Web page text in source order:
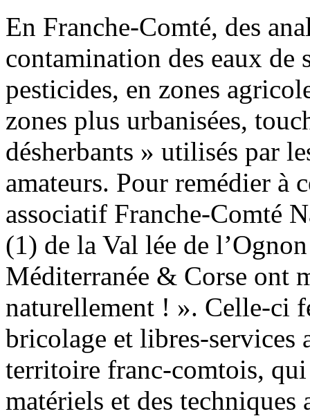
En Franche-Comté, des
contamination des eaux de
pesticides, en zones
zones plus urbanisées,
désherbants » utilisés par
amateurs. Pour remédier à
associatif Franche-Comté
(1) de la Val lée de
Méditerranée & Corse ont
naturellement ! ». Celle-ci
bricolage et libres-services
territoire franc-comtois, qui
matériels et des